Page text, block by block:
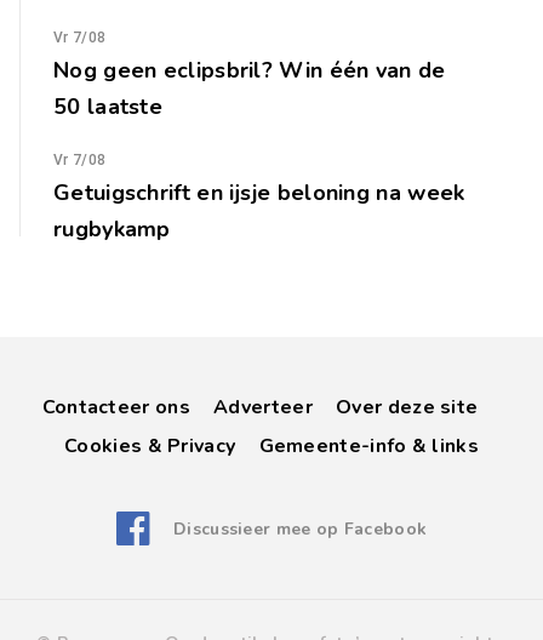
Vr 7/08
Nog geen eclipsbril? Win één van de
50 laatste
Vr 7/08
Getuigschrift en ijsje beloning na week
rugbykamp
Contacteer ons Adverteer
Over deze site
Cookies & Privacy
Gemeente-info & links
Discussieer mee op Facebook